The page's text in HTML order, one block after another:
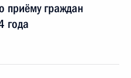
приёму граждан
года